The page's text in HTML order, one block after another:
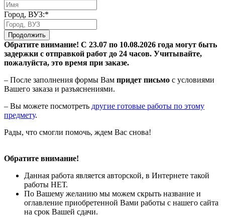
Город, ВУЗ:*
Продолжить
Обратите внимание! С 23.07 по 10.08.2026 года могут быть
задержки с отправкой работ до 24 часов. Учитывайте,
пожалуйста, это время при заказе.
– После заполнения формы Вам придет письмо с условиями
Вашего заказа и разъяснениями.
– Вы можете посмотреть другие готовые работы по этому
предмету.
Рады, что смогли помочь, ждем Вас снова!
Обратите внимание!
Данная работа является авторской, в Интернете такой
работы НЕТ.
По Вашему желанию мы можем скрыть название и
оглавление приобретенной Вами работы с нашего сайта
на срок Вашей сдачи.